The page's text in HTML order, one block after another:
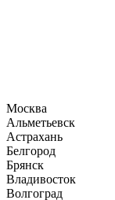
Москва
Альметьевск
Астрахань
Белгород
Брянск
Владивосток
Волгоград